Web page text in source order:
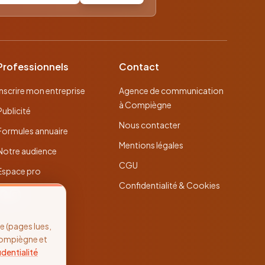
mon entreprise
annuaire
audience
pro
Contact
Agence de communication
à Compiègne
Nous contacter
Mentions légales
CGU
Confidentialité & Cookies
lues,
et